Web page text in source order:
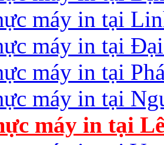
máy in tại
máy in tại
máy in tại
máy in tại
máy in tại